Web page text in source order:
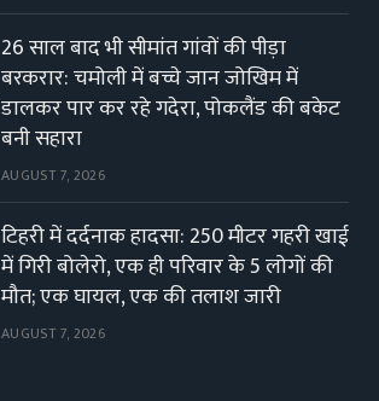
26 साल बाद भी सीमांत गांवों की पीड़ा
बरकरार: चमोली में बच्चे जान जोखिम में
डालकर पार कर रहे गदेरा, पोकलैंड की बकेट
बनी सहारा
AUGUST 7, 2026
टिहरी में दर्दनाक हादसा: 250 मीटर गहरी खाई
में गिरी बोलेरो, एक ही परिवार के 5 लोगों की
मौत; एक घायल, एक की तलाश जारी
AUGUST 7, 2026